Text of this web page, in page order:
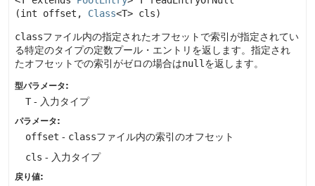
(int offset, Class<T> cls)
classファイル内の指定されたオフセットで索引が指定されてい
る特定のタイプの定数プール・エントリを返します。指定され
たオフセットでの索引がゼロの場合はnull を返します。
型パラメータ:
T- 入力タイプ
パラメータ:
offset - classファイル内の索引のオフセット
cls - 入力タイプ
戻り値: